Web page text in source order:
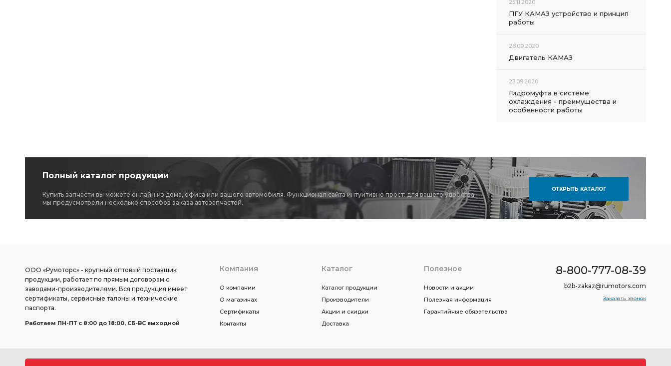
25.11.2020
ПГУ КАМАЗ устройство и принцип
работы
28.09.2020
Двигатель КАМАЗ
23.09.2020
Гидромуфта в системе
охлаждения - преимущества и
особенности работы
Полный каталог продукции
Купить запчасти вы можете онлайн из дома, офиса или вашего автомобиля. Функционал сайта интуитивно прост: для вашего удобства
мы предусмотрели несколько способов заказа автозапчастей.
ОТКРЫТЬ КАТАЛОГ
ООО «Румоторс» - крупный оптовый поставщик
продукции, работает по прямым договорам с
заводами-производителями. Вся продукция имеет
сертификаты, сервисные талоны и технические
паспорта.
Работаем ПН-ПТ c 8:00 до 18:00, СБ-ВС выходной
Компания
О компании
О магазинах
Сертификаты
Контакты
Каталог
Каталог продукции
Производители
Акции и скидки
Доставка
Полезное
Новости и акции
Полезная информация
Гарантийные обязательства
8-800-777-08-39
b2b-zakaz@rumotors.com
Заказать звонок